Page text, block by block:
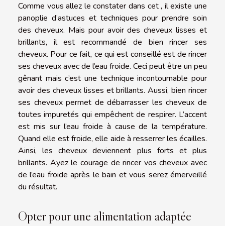
Comme vous allez le constater dans cet , il existe une
panoplie d’astuces et techniques pour prendre soin
des cheveux. Mais pour avoir des cheveux lisses et
brillants, il est recommandé de bien rincer ses
cheveux. Pour ce fait, ce qui est conseillé est de rincer
ses cheveux avec de l’eau froide. Ceci peut être un peu
gênant mais c’est une technique incontournable pour
avoir des cheveux lisses et brillants. Aussi, bien rincer
ses cheveux permet de débarrasser les cheveux de
toutes impuretés qui empêchent de respirer. L’accent
est mis sur l’eau froide à cause de la température.
Quand elle est froide, elle aide à resserrer les écailles.
Ainsi, les cheveux deviennent plus forts et plus
brillants. Ayez le courage de rincer vos cheveux avec
de l’eau froide après le bain et vous serez émerveillé
du résultat.
Opter pour une alimentation adaptée